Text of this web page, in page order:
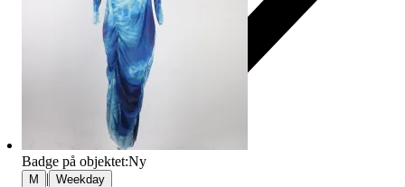
Badge på objektet:Ny
M | Weekday